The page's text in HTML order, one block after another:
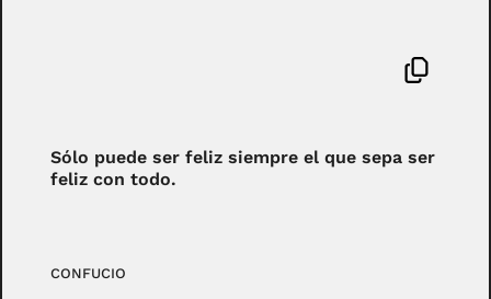
Sólo puede ser feliz siempre el que sepa ser
feliz con todo.
CONFUCIO